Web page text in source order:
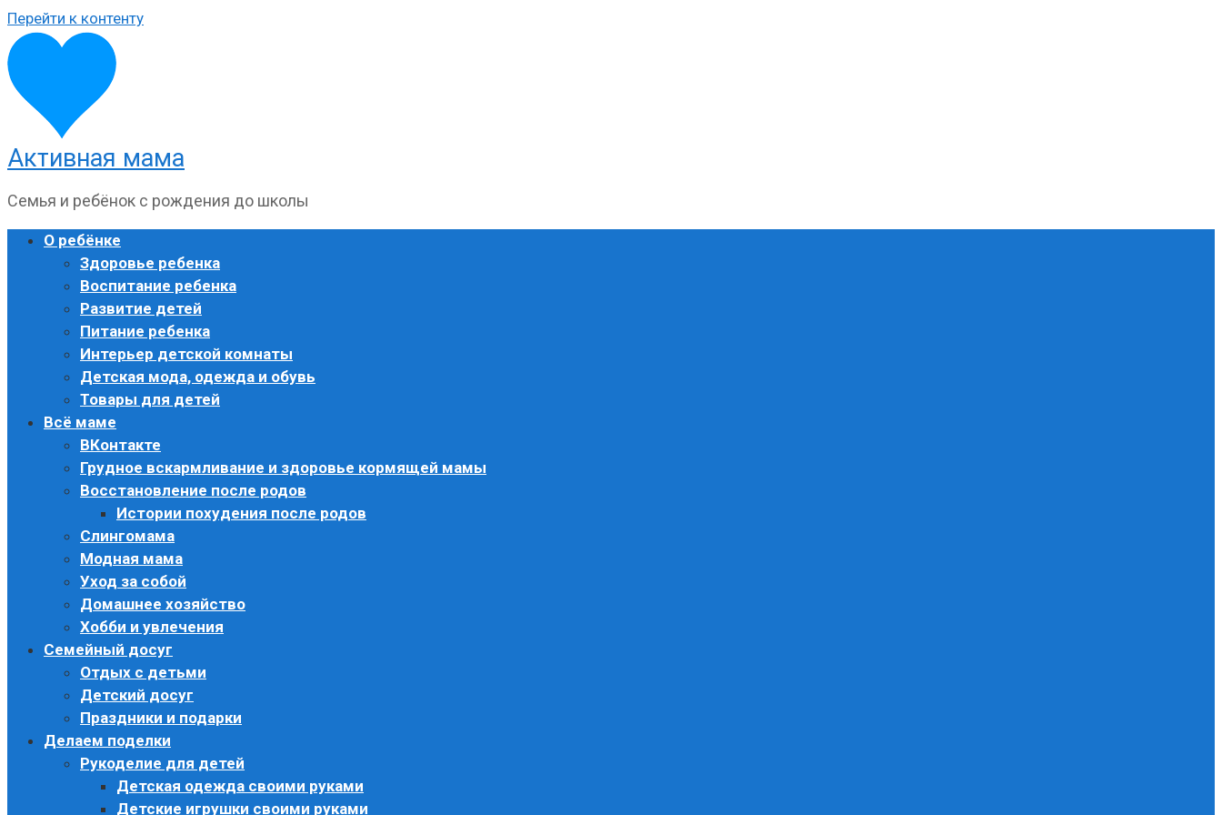
Перейти к контенту
Активная мама
Семья и ребёнок с рождения до школы
О ребёнке
Здоровье ребенка
Воспитание ребенка
Развитие детей
Питание ребенка
Интерьер детской комнаты
Детская мода, одежда и обувь
Товары для детей
Всё маме
ВКонтакте
Грудное вскармливание и здоровье кормящей мамы
Восстановление после родов
Истории похудения после родов
Слингомама
Модная мама
Уход за собой
Домашнее хозяйство
Хобби и увлечения
Семейный досуг
Отдых с детьми
Детский досуг
Праздники и подарки
Делаем поделки
Рукоделие для детей
Детская одежда своими руками
Детские игрушки своими руками